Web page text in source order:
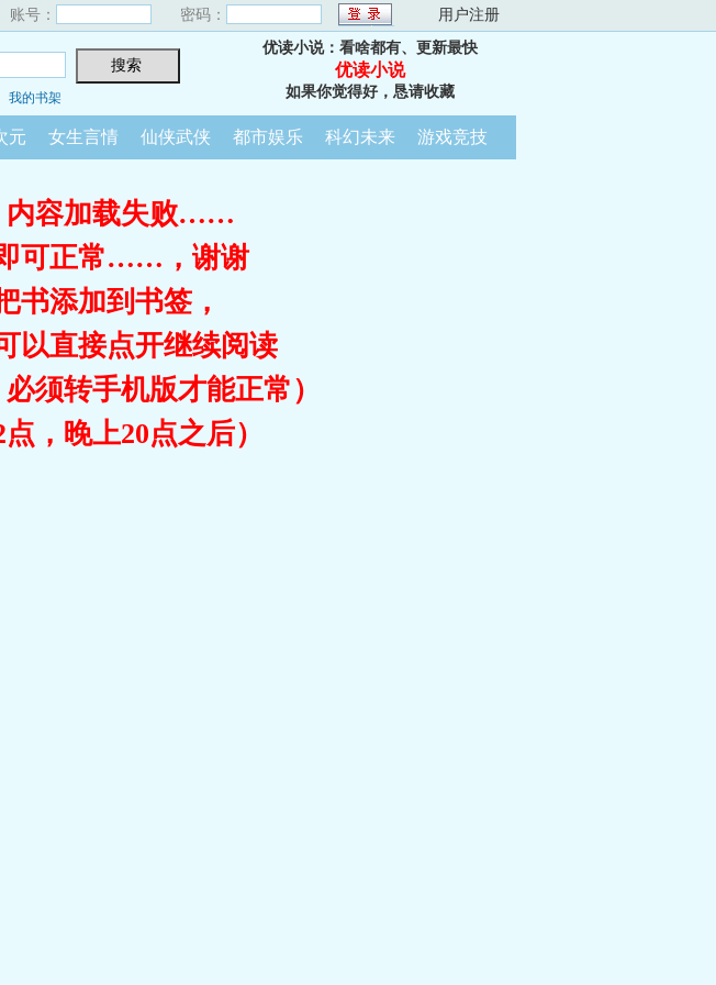
账号： 密码： 用户注册
我的书架
优读小说：看啥都有、更新最快
优读小说
如果你觉得好，恳请收藏
元 女生言情 仙侠武侠 都市娱乐 科幻未来 游戏竞技
内容加载失败……
可正常……，谢谢
书添加到书签，
以直接点开继续阅读
须转手机版才能正常）
，晚上20点之后）